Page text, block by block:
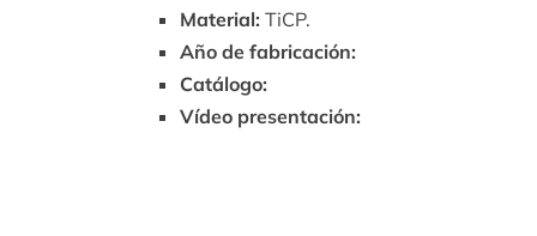
Material: TiCP.
Año de fabricación:
Catálogo:
Vídeo presentación: